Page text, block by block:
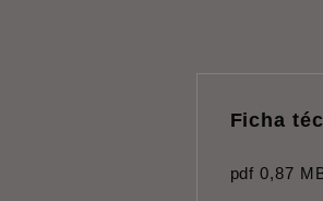
Ficha
pdf 0,87